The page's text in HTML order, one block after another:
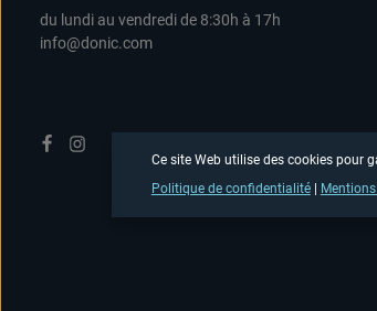
du lundi au vendredi de 8:30h à 17h
info@donic.com
Ce site Web utilise des cookies pour
Politique de confidentialité|